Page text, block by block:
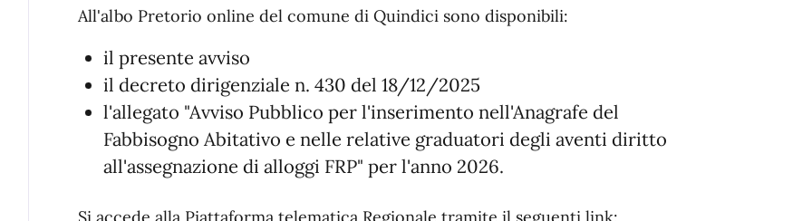
All'albo Pretorio online del comune di Quindici sono disponibili:
il presente avviso
il decreto dirigenziale n. 430 del 18/12/2025
l'allegato "Avviso Pubblico per l'inserimento nell'Anagrafe del
Fabbisogno Abitativo e nelle relative graduatori degli aventi diritto
all'assegnazione di alloggi FRP" per l'anno 2026.